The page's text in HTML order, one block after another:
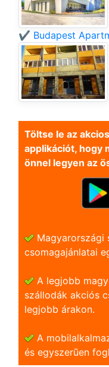
✔️ Budapest
Töltse le az
applikációt, hogy
önnel legyen az
Magyarországi
csomagajánlatai
A legjobb
szállodák akciós
legjobb árakon.
A
és egyszerũen